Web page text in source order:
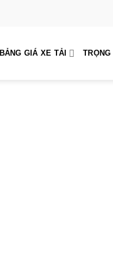
BẢNG GIÁ XE TẢI